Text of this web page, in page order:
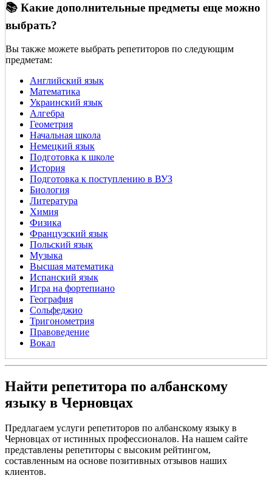
📚 Какие дополнительные предметы еще можно
выбрать?
Вы также можете выбрать репетиторов по следующим
предметам:
Английский язык
Математика
Украинский язык
Алгебра
Геометрия
Начальная школа
Немецкий язык
Подготовка к школе
История
Подготовка к поступлению в ВУЗ
Биология
Литература
Химия
Физика
Французский язык
Польский язык
Музыка
Высшая математика
Испанский язык
Игра на фортепиано
География
Сольфеджио
Тригонометрия
Правоведение
Вокал
Найти репетитора по албанскому
языку в Черновцах
Предлагаем услуги репетиторов по албанскому языку в
Черновцах от истинных профессионалов. На нашем сайте
представлены репетиторы с высоким рейтингом,
составленным на основе позитивных отзывов наших
клиентов.